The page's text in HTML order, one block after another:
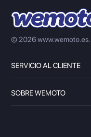
© 2026 www.wemoto.es.
SERVICIO AL CLIENTE
SOBRE WEMOTO